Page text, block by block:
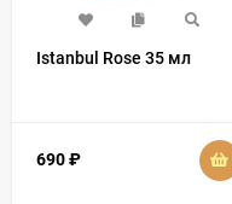
Istanbul Rose 35 мл
690₽